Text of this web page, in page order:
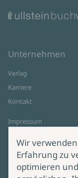
Unternehmen
Verlag
Karriere
Kontakt
Impressum
Cookie-Einstellungen
AGB Online Shop
Wir
Erfahrung zu
optimieren